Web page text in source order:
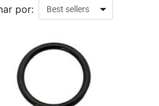
por: